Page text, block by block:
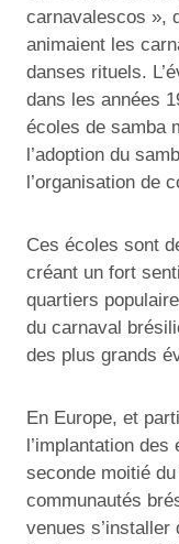
carnavalescos »,
animaient les
danses rituels.
dans les années
écoles de samba
l’adoption du
l’organisation de
Ces écoles sont
créant un fort
quartiers
du carnaval
des plus grands
En Europe, et
l’implantation
seconde moitié
communautés
venues